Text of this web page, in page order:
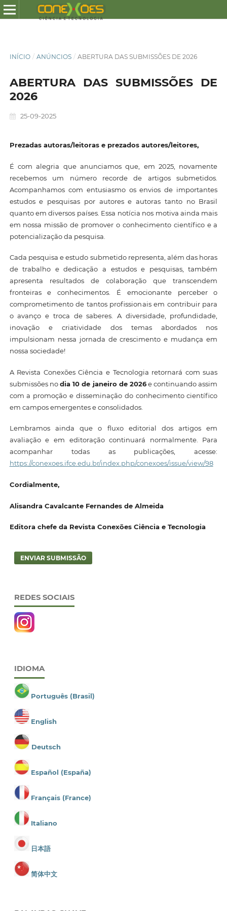
INÍCIO / ANÚNCIOS / ABERTURA DAS SUBMISSÕES DE 2026
ABERTURA DAS SUBMISSÕES DE
2026
25-09-2025
Prezadas autoras/leitoras e prezados autores/leitores,
É com alegria que anunciamos que, em 2025, novamente
recebemos um número recorde de artigos submetidos.
Acompanhamos com entusiasmo os envios de importantes
estudos e pesquisas por autores e autoras tanto no Brasil
quanto em diversos países. Essa notícia nos motiva ainda mais
em nossa missão de promover o conhecimento científico e a
potencialização da pesquisa.
Cada pesquisa e estudo submetido representa, além das horas
de trabalho e dedicação a estudos e pesquisas, também
apresenta resultados de colaboração que transcendem
fronteiras e conhecimentos. É emocionante perceber o
comprometimento de tantos profissionais em contribuir para
o avanço e troca de saberes. A diversidade, profundidade,
inovação e criatividade dos temas abordados nos
impulsionam nessa jornada de crescimento e mudança em
nossa sociedade!
A Revista Conexões Ciência e Tecnologia retornará com suas
submissões nodia 10 de janeiro de 2026e continuando assim
com a promoção e disseminação do conhecimento científico
em campos emergentes e consolidados.
Lembramos ainda que o fluxo editorial dos artigos em
avaliação e em editoração continuará normalmente. Para
acompanhar todas as publicações, acesse:
https://conexoes.ifce.edu.br/index.php/conexoes/issue/view/98
Cordialmente,
Alisandra Cavalcante Fernandes de Almeida
Editora chefe da Revista Conexões Ciência e Tecnologia
ENVIAR SUBMISSÃO
REDES SOCIAIS
IDIOMA
Português (Brasil)
English
Deutsch
Español (España)
Français (France)
Italiano
日本語
简体中文